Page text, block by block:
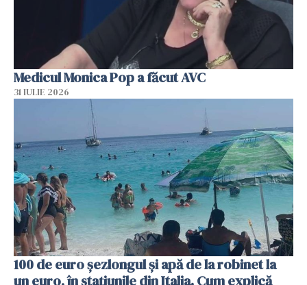
Medicul Monica Pop a făcut AVC
31 IULIE 2026
100 de euro șezlongul și apă de la robinet la
un euro, în stațiunile din Italia. Cum explică